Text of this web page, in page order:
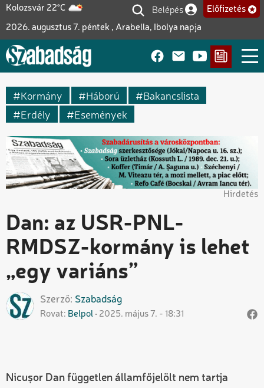
Ugrás
tartalomra
Kolozsvár 22°C
2026. augusztus 7. péntek , Arabella, Ibolya napja
Felhasználói fiók
Belépés Előfizetés
Kormány Háború
Bakancslista
Erdély
Események
Hirdetés
Dan: az USR-PNL-
RMDSZ-kormány is lehet
„egy variáns”
Szerző Szabadság
Rovat Belpol 2025. május 7. - 18:31
Nicușor Dan független államfőjelölt nem tartja